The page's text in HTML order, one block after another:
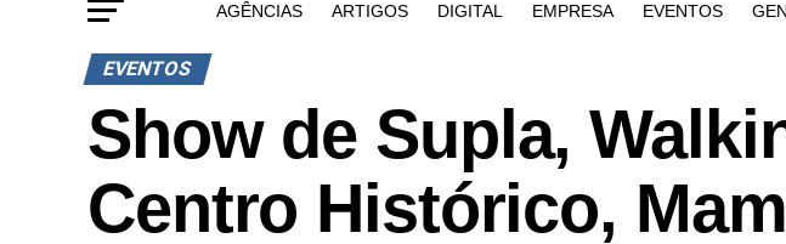
AGÊNCIAS ARTIGOS DIGITAL EMPRESA EVENTOS
EVENTOS
Show de Supla,
Centro Histórico,